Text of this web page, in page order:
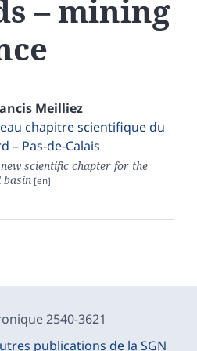
– mining
Meilliez
chapitre scientifique du
– Pas-de-Calais
scientific chapter for the
basin
2540-3621
publications de la SGN